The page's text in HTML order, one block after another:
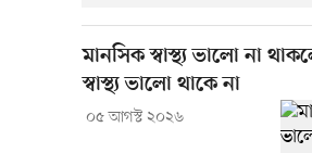
মানসিক স্বাস্থ্য ভালো না
স্বাস্থ্য ভালো থাকে না
০৫ আগস্ট ২০২৬